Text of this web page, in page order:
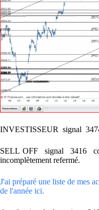
INVESTISSEUR signal
SELL OFF signal 3416
incomplètement refermé.
J'ai préparé une liste de mes
de l'année ici.